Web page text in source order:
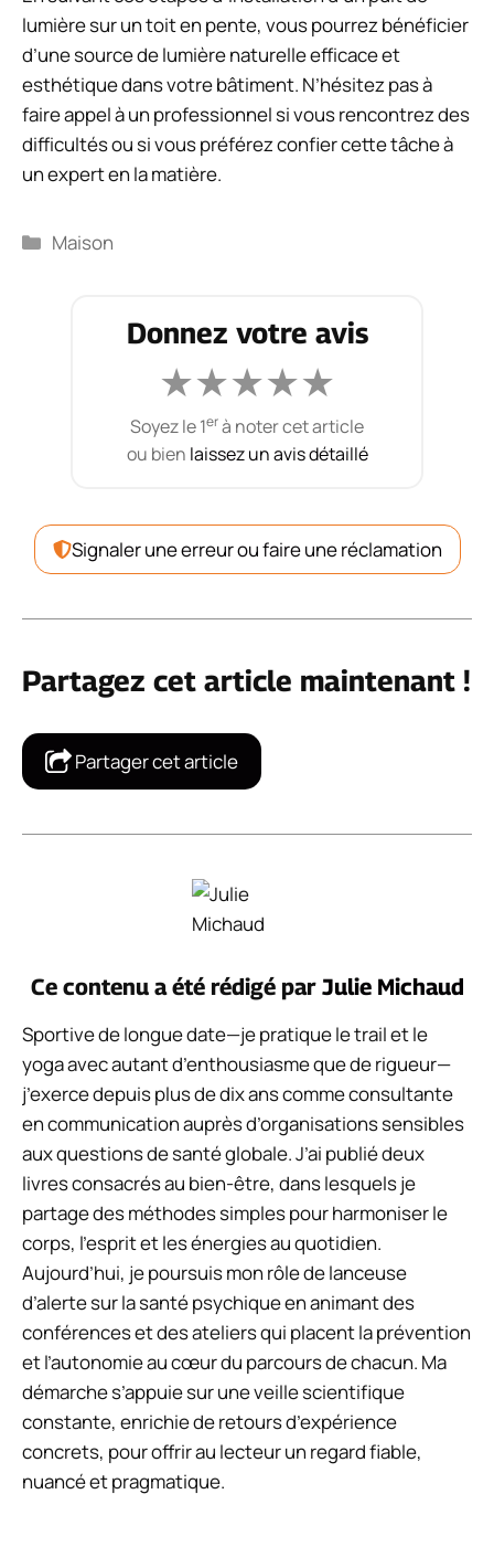
lumière sur un toit en pente, vous pourrez bénéficier
d’une source de lumière naturelle efficace et
esthétique dans votre bâtiment. N’hésitez pas à
faire appel à un professionnel si vous rencontrez des
difficultés ou si vous préférez confier cette tâche à
un expert en la matière.
Catégories
Maison
Donnez votre avis
★★★★★
Soyez le 1erà noter cet article
ou bien laissez un avis détaillé
Signaler une erreur ou faire une réclamation
Partagez cet article maintenant !
Partager cet article
Ce contenu a été rédigé par Julie Michaud
Sportive de longue date—je pratique le trail et le
yoga avec autant d’enthousiasme que de rigueur—
j’exerce depuis plus de dix ans comme consultante
en communication auprès d’organisations sensibles
aux questions de santé globale. J’ai publié deux
livres consacrés au bien-être, dans lesquels je
partage des méthodes simples pour harmoniser le
corps, l’esprit et les énergies au quotidien.
Aujourd’hui, je poursuis mon rôle de lanceuse
d’alerte sur la santé psychique en animant des
conférences et des ateliers qui placent la prévention
et l’autonomie au cœur du parcours de chacun. Ma
démarche s’appuie sur une veille scientifique
constante, enrichie de retours d’expérience
concrets, pour offrir au lecteur un regard fiable,
nuancé et pragmatique.